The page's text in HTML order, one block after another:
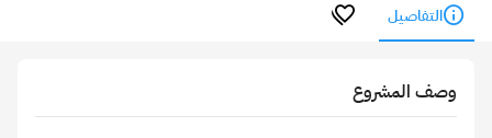
التفاصيل
وصف المشروع